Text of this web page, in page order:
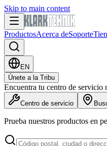
Skip to main content
ProductosAcerca deSoporte
EN
Únete a la Tribu
Encuentra tu centro de servicio
Centro de servicio
Prueba nuestros productos en